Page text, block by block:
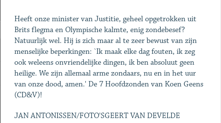
Heeft onze minister van Justitie, geheel opgetrokken uit
Brits flegma en Olympische kalmte, enig zondebesef?
Natuurlijk wel. Hij is zich maar al te zeer bewust van zijn
menselijke beperkingen: `Ik maak elke dag fouten, ik zeg
ook weleens onvriendelijke dingen, ik ben absoluut geen
heilige. We zijn allemaal arme zondaars, nu en in het uur
van onze dood, amen.' De 7 Hoofdzonden van Koen Geens
(CD&V)!
JAN ANTONISSEN/FOTO'SGEERT VAN DEVELDE